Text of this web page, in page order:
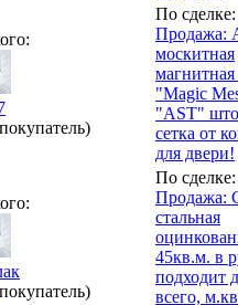
По сделке:
Продажа:
москитная
"Magic
"AST"
сетка от
для двери!
По сделке:
Продажа:
стальная
45кв.м. в
подходит
всего,